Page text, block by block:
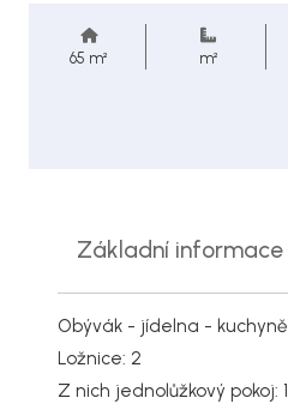
65 m² m²
Základní informace
Obývák - jídelna - kuchyně
Ložnice: 2
Z nich jednolůžkový pokoj: 1